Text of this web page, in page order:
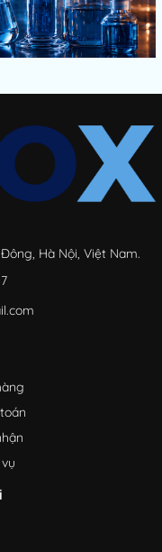
Hà Nội, Việt Nam.